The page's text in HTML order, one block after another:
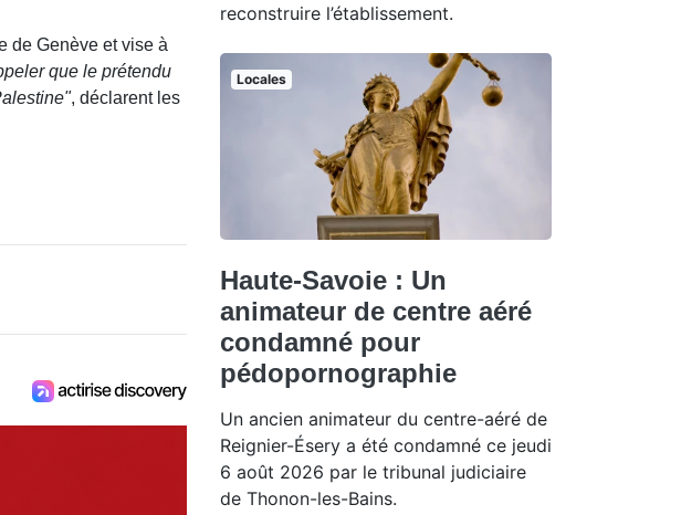
de Genève et vise à
que le prétendu
, déclarent les
reconstruire l’établissement.
Locales
Haute-Savoie : Un
animateur de centre aéré
condamné pour
pédopornographie
Un ancien animateur du centre-aéré de
Reignier-Ésery a été condamné ce jeudi
6 août 2026 par le tribunal judiciaire
de Thonon-les-Bains.